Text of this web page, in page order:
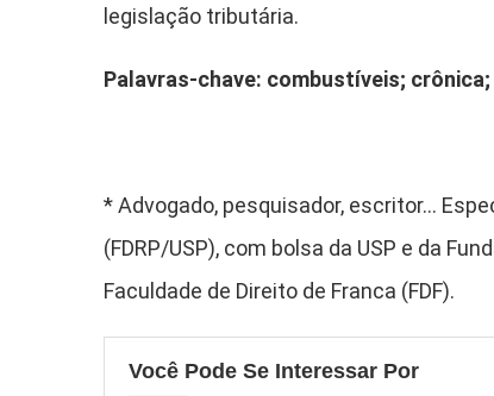
legislação tributária.
Palavras-chave: combustíveis;
*Advogado, pesquisador, escritor…
(FDRP/USP), com bolsa da USP e da
Faculdade de Direito de Franca (FDF).
Você Pode Se Interessar Por